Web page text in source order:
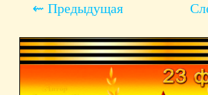
⇜ Предыдущая